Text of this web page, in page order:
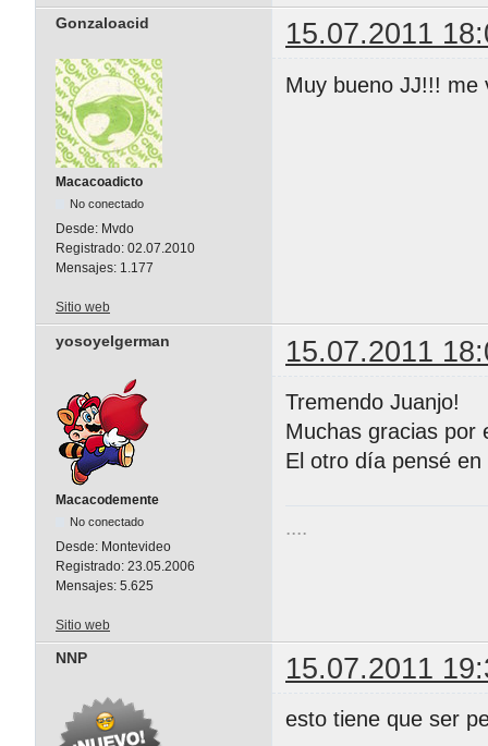
Gonzaloacid 15.07.2011
Macacoadicto
No conectado
Desde: Mvdo
Registrado: 02.07.2010
Mensajes: 1.177
Muy bueno JJ!!! me
Sitio web
yosoyelgerman 15.07.2011
Macacodemente
No conectado
Desde: Montevideo
Registrado: 23.05.2006
Mensajes: 5.625
Tremendo Juanjo!
Muchas gracias por
El otro día pensé
....
Sitio web
NNP 15.07.2011
esto tiene que ser